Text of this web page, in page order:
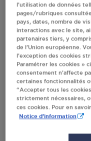
RECEVOIR LES
En cliquant sur « S’y
d’informations (dont
par Google Maps afin
l’utilisation de données
pages/rubriques
pays, dates, nombre de
interactions avec le site,
partenaires tiers, y
de l’Union européenne.
l’exception des cookies
Paramétrer les cookies »
consentement n’affecte
certaines fonctionnalités
“Accepter tous les
strictement nécessaires,
ces cookies. Pour en
Notice d'information